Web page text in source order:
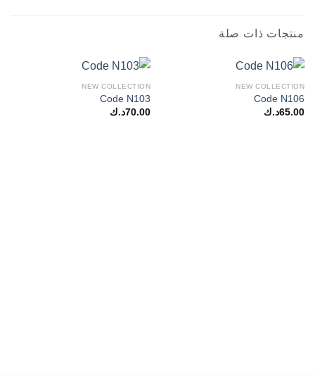
منتجات ذات صلة
NEW COLLECTION
Code N106
65.00د.ك
NEW COLLECTION
Code N103
70.00د.ك